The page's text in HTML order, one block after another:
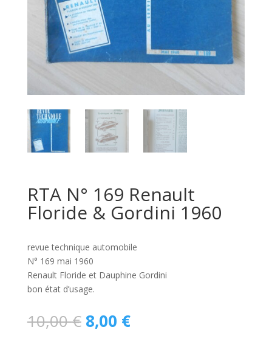
RTA N° 169 Renault
Floride & Gordini 1960
revue technique automobile
N° 169 mai 1960
Renault Floride et Dauphine Gordini
bon état d’usage.
10,00€ Le
prix
8,00 €Le
prix